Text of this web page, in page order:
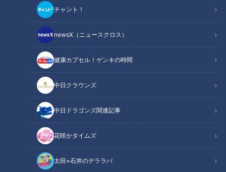
チャント！
newsX（ニュースクロス）
健康カプセル！ゲンキの時間
中日クラウンズ
中日ドラゴンズ関連記事
花咲かタイムズ
太田×石井のデララバ
ナウンサーの面接でまさかの歌手志
望！？渡辺美香アナの「採用試験カメラ
テスト」を見てみよう！
2025/06/26 06:03